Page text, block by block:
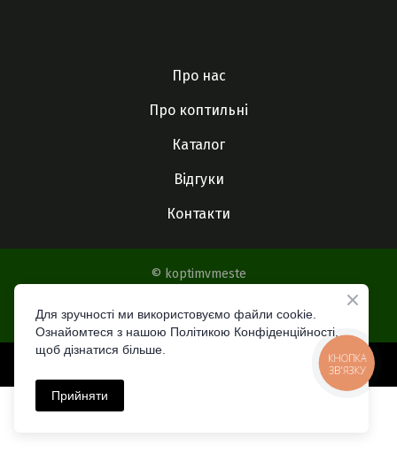
Про нас
Про коптильні
Каталог
Відгуки
Контакти
© koptimvmeste
Все права защищены
Для зручності ми використовуємо файли cookie.
Ознайомтеся з нашою Політикою Конфіденційності,
щоб дізнатися більше.
Прийняти
КНОПКА
ЗВ'ЯЗКУ